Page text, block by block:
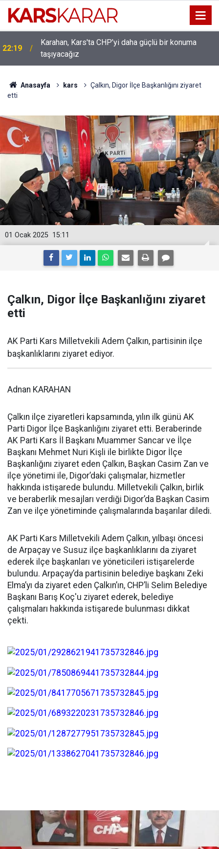
16:15
Uludaşdemir, YENİ Parti’nin kurucu il başkanlığı
görevine getirildi
Anasayfa kars
Çalkın, Digor İlçe Başkanlığını ziyaret
etti
15:11
01 Ocak 2025
Çalkın, Digor İlçe Başkanlığını ziyaret
etti
AK Parti Kars Milletvekili Adem Çalkın, partisinin ilçe
başkanlıklarını ziyaret ediyor.
Adnan KARAHAN
Çalkın ilçe ziyaretleri kapsamında, yılın ilk günü AK
Parti Digor İlçe Başkanlığını ziyaret etti. Beraberinde
AK Parti Kars İl Başkanı Muammer Sancar ve İlçe
Başkanı Mehmet Nuri Kişli ile birlikte Digor İlçe
Başkanlığını ziyaret eden Çalkın, Başkan Casim Zan ve
ilçe yönetimi ile, Digor’daki çalışmalar, hizmetler
hakkında istişarede bulundu. Milletvekili Çalkın, birlik
ve beraberlik mesajları verdiği Digor’da Başkan Casim
Zan ve ilçe yönetiminde çalışmalarında başarılar diledi.
AK Parti Kars Milletvekili Adem Çalkın, yılbaşı öncesi
de Arpaçay ve Susuz ilçe başkanlıklarını da ziyaret
ederek ilçe başkanları ve yöneticileri istişarelerde
bulundu. Arpaçay’da partisinin belediye başkanı Zeki
Elma’yı da ziyaret eden Çalkın’ın, CHP’li Selim Belediye
Başkanı Barış Koç'u ziyaret ederek, belediye
çalışmaları hakkında istişarede bulunması dikkat
çekti.